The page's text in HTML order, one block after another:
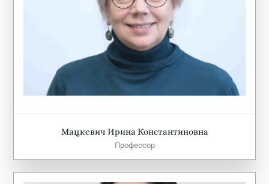
Мацкевич Ирина Константиновна
Профессор